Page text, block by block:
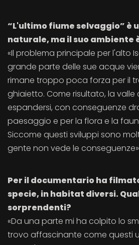
“L'ultimo fiume selvaggio” è
naturale, ma il suo ambiente
«Il problema principale per l'alto
grande parte delle sue acque
rimane troppo poca forza per il
ghiaietto. Come risultato, la
espandersi, con conseguenze
paesaggio e per la flora e la
Siccome questi sviluppi sono
gente non vede le
Per il documentario ha
specie, in habitat diversi.
sorprendenti?
«Da una parte mi ha colpito lo
trovo affascinante come questi